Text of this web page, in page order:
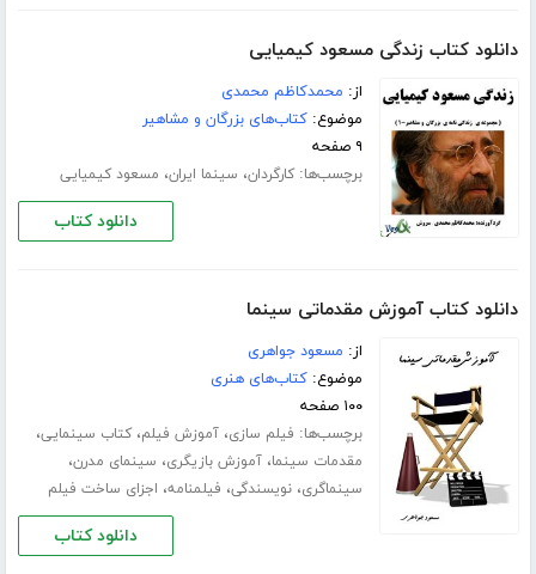
دانلود کتاب زندگی مسعود کیمیایی
از: محمدکاظم محمدی
موضوع:کتاب‌های بزرگان و مشاهیر
۹ صفحه
برچسب‌ها:کارگردان، سینما ایران، مسعود کیمیایی
دانلود کتاب
دانلود کتاب آموزش مقدماتی سینما
از: مسعود جواهری
موضوع:کتاب‌های هنری
۱۰۰ صفحه
برچسب‌ها: فیلم سازی،آموزش فیلم،کتاب سینمایی،
مقدمات سینما،آموزش بازیگری، سینمای مدرن،
سینماگری،نویسندگی، فیلمنامه، اجزای ساخت فیلم
دانلود کتاب